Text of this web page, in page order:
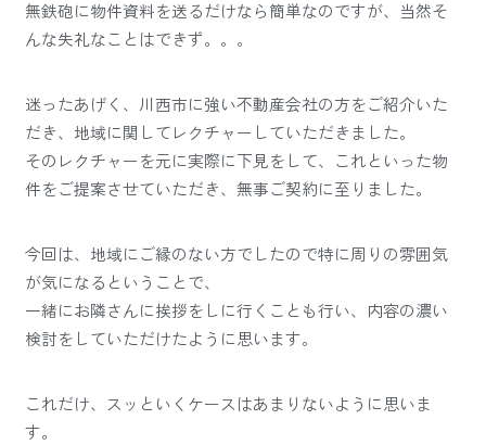
無鉄砲に物件資料を送るだけなら簡単なのですが、当然そ
んな失礼なことはできず。。。
迷ったあげく、川西市に強い不動産会社の方をご紹介いた
だき、地域に関してレクチャーしていただきました。
そのレクチャーを元に実際に下見をして、これといった物
件をご提案させていただき、無事ご契約に至りました。
今回は、地域にご縁のない方でしたので特に周りの雰囲気
が気になるということで、
一緒にお隣さんに挨拶をしに行くことも行い、内容の濃い
検討をしていただけたように思います。
これだけ、スッといくケースはあまりないように思いま
す。